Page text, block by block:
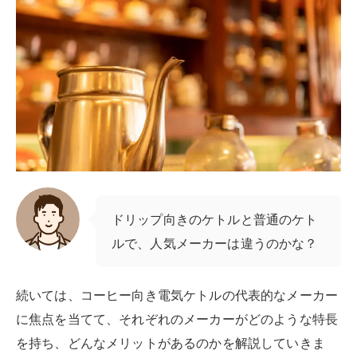
ドリップ向きのケトルと普通のケト
ルで、人気メーカーは違うのかな？
続いては、コーヒー向き電気ケトルの代表的なメーカー
に焦点を当てて、それぞれのメーカーがどのような特長
を持ち、どんなメリットがあるのかを解説していきま